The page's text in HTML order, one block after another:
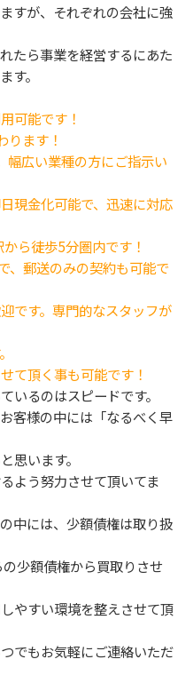
すが、それぞれの会社に強
たら事業を経営するにあた
す。
可能です！
ります！
幅広い業種の方にご指示い
現金化可能で、迅速に対応
ら徒歩5分圏内です！
、郵送のみの契約も可能で
です。専門的なスタッフが
て頂く事も可能です！
いるのはスピードです。
客様の中には「なるべく早
思います。
よう努力させて頂いてま
中には、少額債権は取り扱
少額債権から買取りさせ
やすい環境を整えさせて頂
でもお気軽にご連絡いただ